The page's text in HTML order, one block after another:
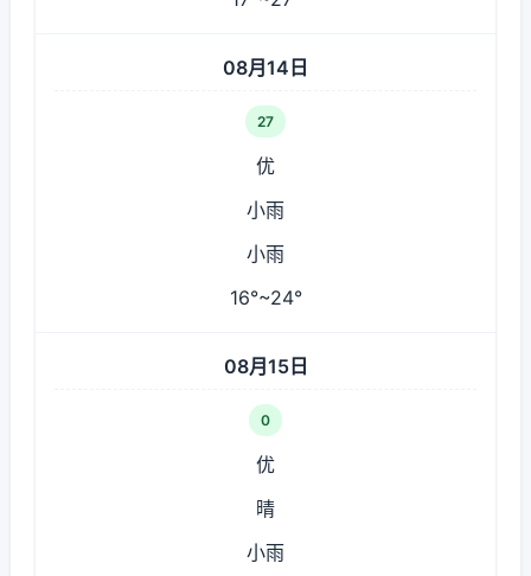
08月14日
27
优
小雨
小雨
16°~24°
08月15日
0
优
晴
小雨